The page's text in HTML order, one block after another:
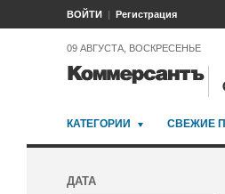
ВОЙТИ Регистрация
09 АВГУСТА, ВОСКРЕСЕНЬЕ
КАТЕГОРИИ СВЕЖИЕ
ДАТА